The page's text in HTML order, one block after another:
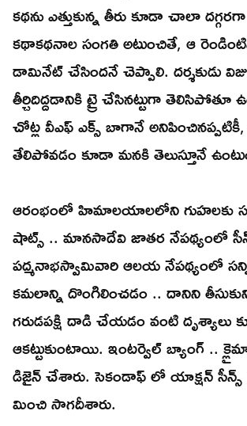
కథను ఎత్తుకున్న తీరు కూడా చాలా
కథాకథనాల సంగతి అటుంచితే, ఆ
డామినేట్ చేసిందనే చెప్పాలి. దర్శకుడు
తీర్చిదిద్దడానికి ట్రై చేసినట్టుగా తెలిసిపోతూ
చోట్ల వీఎఫ్ ఎక్స్ బాగానే
తేలిపోవడం కూడా మనకి తెలుస్తూనే
ఆరంభంలో హిమాలయాలలోని గుహలకు
షాట్స్ .. మానసాదేవి జాతర నేపథ్యంలో
పద్మనాభస్వామివారి ఆలయ నేపథ్యంలో
కమలాన్ని దొంగిలించడం .. దానిని
గరుడపక్షి దాడి చేయడం వంటి దృశ్యాలు
ఆకట్టుకుంటాయి. ఇంటర్వెల్ బ్యాంగ్ ..
డిజైన్ చేశారు. సెకండాఫ్ లో యాక్షన్ సీన్స్
మించి సాగదీశారు.